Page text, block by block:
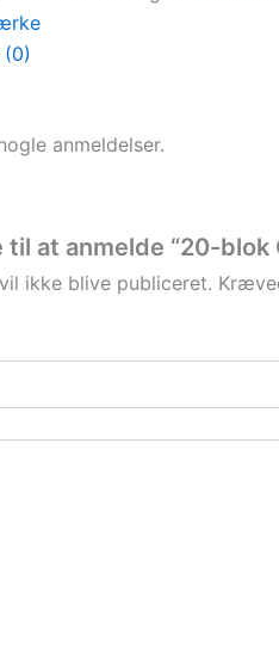
(0)
anmeldelser.
at anmelde “20-blok
ikke blive publiceret.